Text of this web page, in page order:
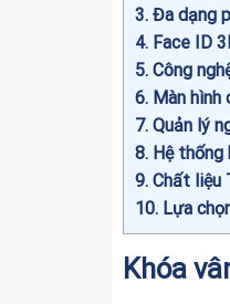
3Đa dạng
4Face ID
5Công
6Màn hình
7Quản lý
8Hệ thống
9Chất liệu
10Lựa
Khóa